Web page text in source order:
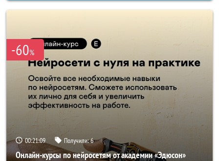
-60%
00:21:06 Получили:6
Онлайн-курсы по нейросетям от академии «Эдюсон»